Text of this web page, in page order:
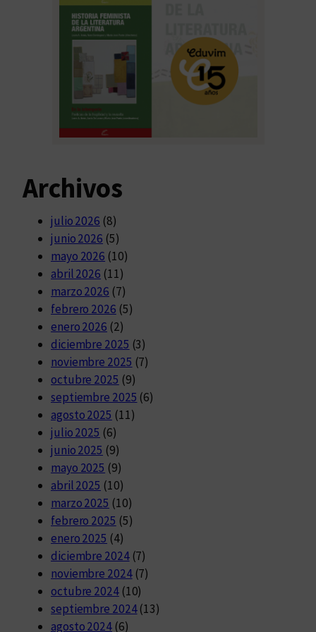
Archivos
julio 2026 (8)
junio 2026 (5)
mayo 2026 (10)
abril 2026 (11)
marzo 2026 (7)
febrero 2026 (5)
enero 2026 (2)
diciembre 2025 (3)
noviembre 2025 (7)
octubre 2025 (9)
septiembre 2025 (6)
agosto 2025 (11)
julio 2025 (6)
junio 2025 (9)
mayo 2025 (9)
abril 2025 (10)
marzo 2025 (10)
febrero 2025 (5)
enero 2025 (4)
diciembre 2024(7)
noviembre 2024(7)
octubre 2024(10)
septiembre 2024(13)
agosto 2024(6)